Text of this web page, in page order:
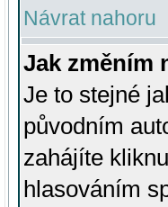
Návrat nahoru
Jak změním
Je to stejné
původním
zahájíte
hlasováním